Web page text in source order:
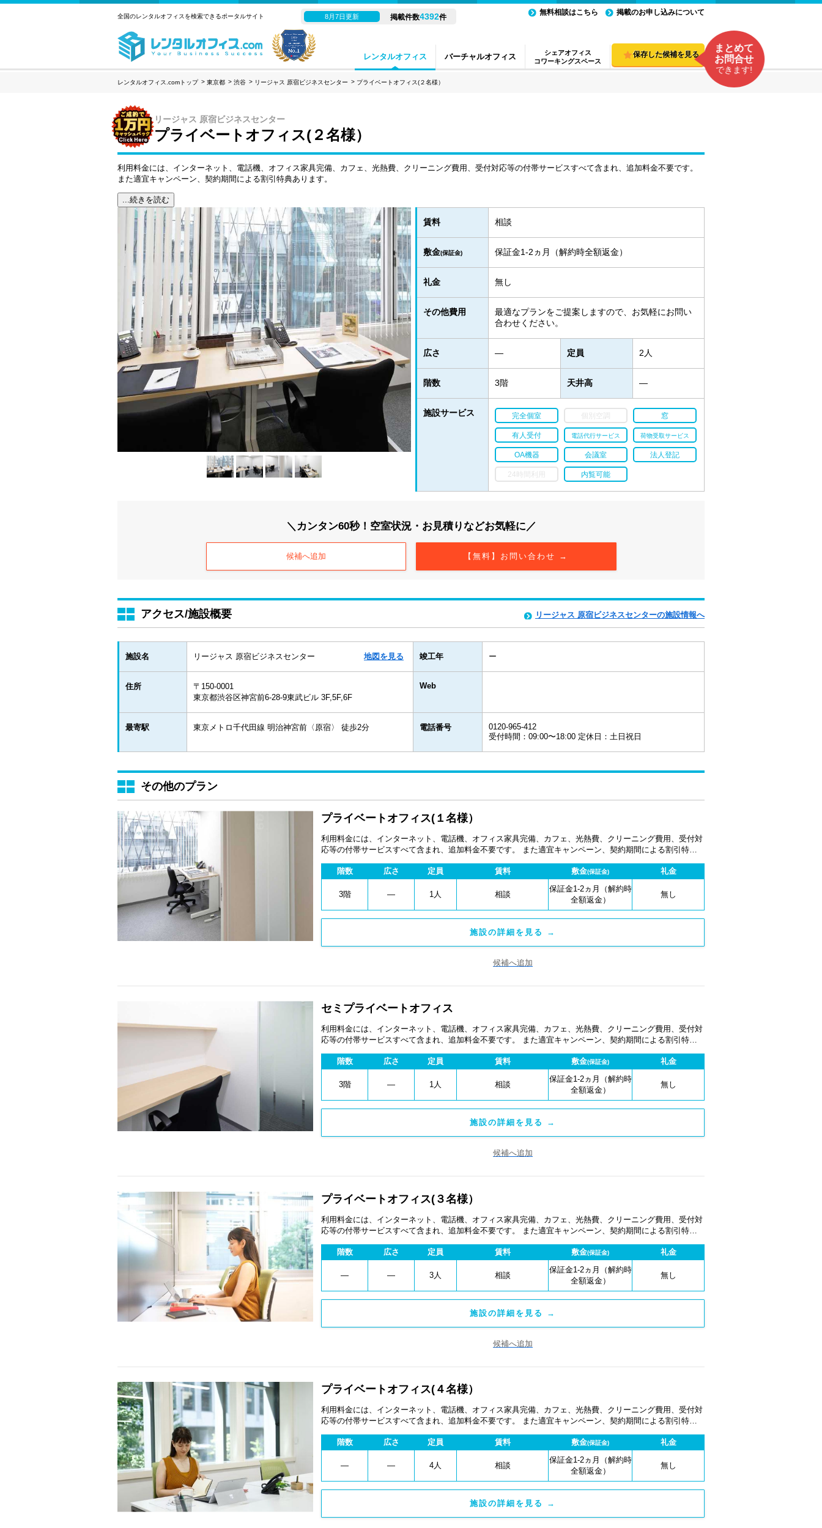
レンタルオフィス バーチャルオフィス
シェアオフィス
コワーキングスペース
全国のレンタルオフィスを検索できるポータルサイト 8月7日更新 掲載件数4392件
無料相談はこちら 掲載のお申し込みについて
保存した候補を見る
まとめて
お問合せ
できます!
レンタルオフィス.comトップ 東京都 渋谷 リージャス 原宿ビジネスセンター プライベートオフィス(２名様）
リージャス 原宿ビジネスセンター
プライベートオフィス(２名様）
利用料金には、インターネット、電話機、オフィス家具完備、カフェ、光熱費、クリーニング費用、受付対応等の付帯サービスすべて含まれ、追加料金不要です。
また適宜キャンペーン、契約期間による割引特典あります。
...続きを読む
賃料 相談
敷金(保証金) 保証金1-2ヵ月（解約時全額返金）
礼金 無し
その他費用
最適なプランをご提案しますので、お気軽にお問い
合わせください。
広さ ― 定員 2人
階数 3階 天井高 ―
施設サービス 完全個室 個別空調 窓
有人受付 電話代行サービス 荷物受取サービス
OA機器 会議室 法人登記
24時間利用 内覧可能
＼カンタン60秒！空室状況・お見積りなどお気軽に／
【無料】お問い合わせ →
候補へ追加
アクセス/施設概要 リージャス 原宿ビジネスセンターの施設情報へ
施設名 リージャス 原宿ビジネスセンター 地図を見る 竣工年 ー
住所
〒150-0001
東京都渋谷区神宮前6-28-9東武ビル 3F,5F,6F
Web
最寄駅 東京メトロ千代田線 明治神宮前〈原宿〉 徒歩2分 電話番号
0120-965-412
受付時間：09:00〜18:00 定休日：土日祝日
その他のプラン
プライベートオフィス(１名様）
利用料金には、インターネット、電話機、オフィス家具完備、カフェ、光熱費、クリーニング費用、受付対
応等の付帯サービスすべて含まれ、追加料金不要です。 また適宜キャンペーン、契約期間による割引特典
階数
広さ 定員 賃料 敷金(保証金) 礼金
3階 ― 1人 相談
保証金1-2ヵ月（解約時
全額返金）
無し
施設の詳細を見る →
候補へ追加
セミプライベートオフィス
利用料金には、インターネット、電話機、オフィス家具完備、カフェ、光熱費、クリーニング費用、受付対
応等の付帯サービスすべて含まれ、追加料金不要です。 また適宜キャンペーン、契約期間による割引特典
階数
広さ 定員 賃料 敷金(保証金) 礼金
3階 ― 1人 相談
保証金1-2ヵ月（解約時
全額返金）
無し
施設の詳細を見る →
候補へ追加
プライベートオフィス(３名様）
利用料金には、インターネット、電話機、オフィス家具完備、カフェ、光熱費、クリーニング費用、受付対
応等の付帯サービスすべて含まれ、追加料金不要です。 また適宜キャンペーン、契約期間による割引特典
階数
広さ 定員 賃料 敷金(保証金) 礼金
― ― 3人 相談
保証金1-2ヵ月（解約時
全額返金）
無し
施設の詳細を見る →
候補へ追加
プライベートオフィス(４名様）
利用料金には、インターネット、電話機、オフィス家具完備、カフェ、光熱費、クリーニング費用、受付対
応等の付帯サービスすべて含まれ、追加料金不要です。 また適宜キャンペーン、契約期間による割引特典
階数
広さ 定員 賃料 敷金(保証金) 礼金
― ― 4人 相談
保証金1-2ヵ月（解約時
全額返金）
無し
施設の詳細を見る →